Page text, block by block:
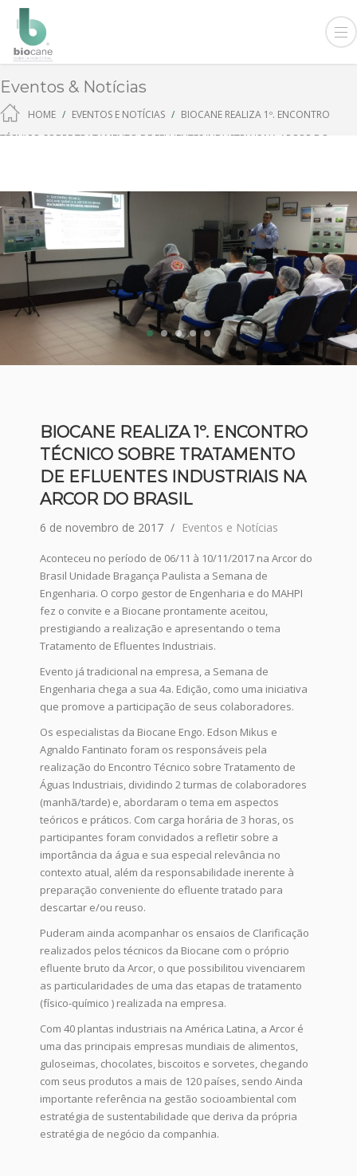
Eventos & Notícias
HOME EVENTOS E NOTÍCIAS
BIOCANE REALIZA 1º. ENCONTRO
TÉCNICO SOBRE TRATAMENTO DE EFLUENTES INDUSTRIAIS NA ARCOR DO
1 2 3 4 5
BIOCANE REALIZA 1º. ENCONTRO
TÉCNICO SOBRE TRATAMENTO
DE EFLUENTES INDUSTRIAIS NA
ARCOR DO BRASIL
6 de novembro de 2017 Eventos e Notícias
Aconteceu no período de 06/11 à 10/11/2017 na Arcor do
Brasil Unidade Bragança Paulista a Semana de
Engenharia. O corpo gestor de Engenharia e do MAHPI
fez o convite e a Biocane prontamente aceitou,
prestigiando a realização e apresentando o tema
Tratamento de Efluentes Industriais.
Evento já tradicional na empresa, a Semana de
Engenharia chega a sua 4a. Edição, como uma iniciativa
que promove a participação de seus colaboradores.
Os especialistas da Biocane Engo. Edson Mikus e
Agnaldo Fantinato foram os responsáveis pela
realização do Encontro Técnico sobre Tratamento de
Águas Industriais, dividindo 2 turmas de colaboradores
(manhã/tarde) e, abordaram o tema em aspectos
teóricos e práticos. Com carga horária de 3 horas, os
participantes foram convidados a refletir sobre a
importância da água e sua especial relevância no
contexto atual, além da responsabilidade inerente à
preparação conveniente do efluente tratado para
descartar e/ou reuso.
Puderam ainda acompanhar os ensaios de Clarificação
realizados pelos técnicos da Biocane com o próprio
efluente bruto da Arcor, o que possibilitou vivenciarem
as particularidades de uma das etapas de tratamento
(físico-químico ) realizada na empresa.
Com 40 plantas industriais na América Latina, a Arcor é
uma das principais empresas mundiais de alimentos,
guloseimas, chocolates, biscoitos e sorvetes, chegando
com seus produtos a mais de 120 países, sendo Ainda
importante referência na gestão socioambiental com
estratégia de sustentabilidade que deriva da própria
estratégia de negócio da companhia.